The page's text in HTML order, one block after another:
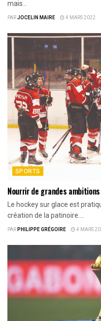
mais...
PARJOCELIN MAIRE 4 MARS 2022
SPORTS
Nourrir de grandes ambitions
Le hockey sur glace est
création de la patinoire....
PARPHILIPPE GRÉGOIRE 4 MARS